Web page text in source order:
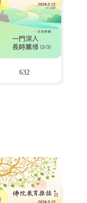
632